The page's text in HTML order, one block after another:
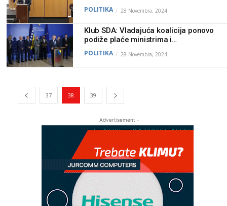
prirodnim resursima za koje su
nadležni
POLITIKA 28 Novembra, 2024
Klub SDA: Vladajuća koalicija ponovo
podiže plaće ministrima i
parlamentarcima za ukupno skoro
1.000 KM
POLITIKA 28 Novembra, 2024
37 38 39
- Advertisement -